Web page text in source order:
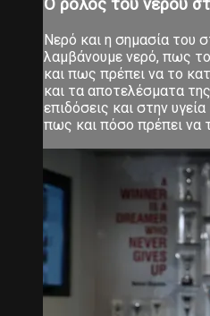
O ρόλος του νερού
Νερό και η σημασία του
λαμβάνουμε νερό, πως
και πως πρέπει να το
και τα αποτελέσματα
επιδόσεις και στην
πως και πόσο πρέπει να